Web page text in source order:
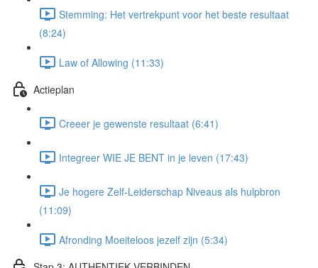
Stemming: Het vertrekpunt voor het beste resultaat
(8:24)
Law of Allowing (11:33)
Actieplan
Creeer je gewenste resultaat (6:41)
Integreer WIE JE BENT in je leven (17:43)
Je hogere Zelf-Leiderschap Niveaus als hulpbron
(11:09)
Afronding Moeiteloos jezelf zijn (5:34)